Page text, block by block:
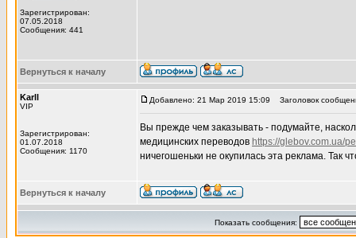
Зарегистрирован:
07.05.2018
Сообщения: 441
Вернуться к началу
Karll
VIP
Зарегистрирован:
01.07.2018
Сообщения: 1170
Добавлено: 21 Мар 2019 15:09 Заголовок
Вы прежде чем заказывать - подумайте,
медицинских переводов https://glebov.com.ua/
ничегошеньки не окупилась эта реклама. Так
Вернуться к началу
Показать сообщения: